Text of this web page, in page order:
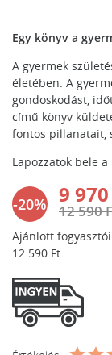
Egy könyv a
A gyermek
életében. A
gondoskodást,
című könyv
fontos pillanatait,
Lapozzatok bele
-20% 9
12 590
Ajánlott
12 590 Ft